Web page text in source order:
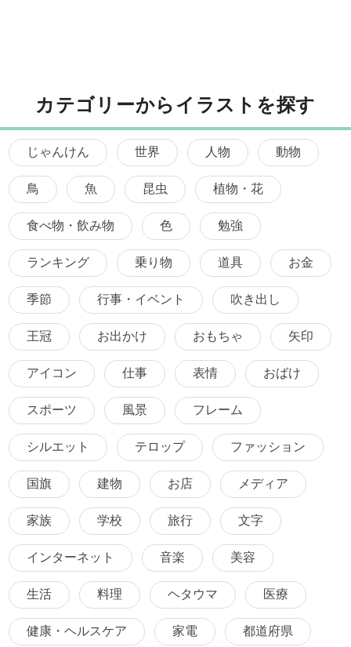
カテゴリーからイラストを探す
じゃんけん 世界 人物 動物
鳥 魚 昆虫 植物・花
食べ物・飲み物 色 勉強
ランキング 乗り物 道具 お金
季節 行事・イベント 吹き出し
王冠 お出かけ おもちゃ 矢印
アイコン 仕事 表情 おばけ
スポーツ 風景 フレーム
シルエット テロップ ファッション
国旗 建物 お店 メディア
家族 学校 旅行 文字
インターネット 音楽 美容
生活 料理 ヘタウマ 医療
健康・ヘルスケア 家電 都道府県